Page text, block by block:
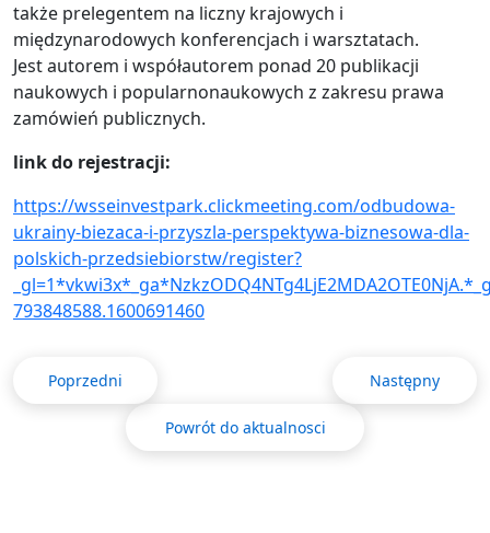
także prelegentem na liczny krajowych i
międzynarodowych konferencjach i warsztatach.
Jest autorem i współautorem ponad 20 publikacji
naukowych i popularnonaukowych z zakresu prawa
zamówień publicznych.
link do rejestracji:
https://wsseinvestpark.clickmeeting.com/odbudowa-
ukrainy-biezaca-i-przyszla-perspektywa-biznesowa-dla-
polskich-przedsiebiorstw/register?
793848588.1600691460
Poprzedni Następny
Powrót do aktualnosci